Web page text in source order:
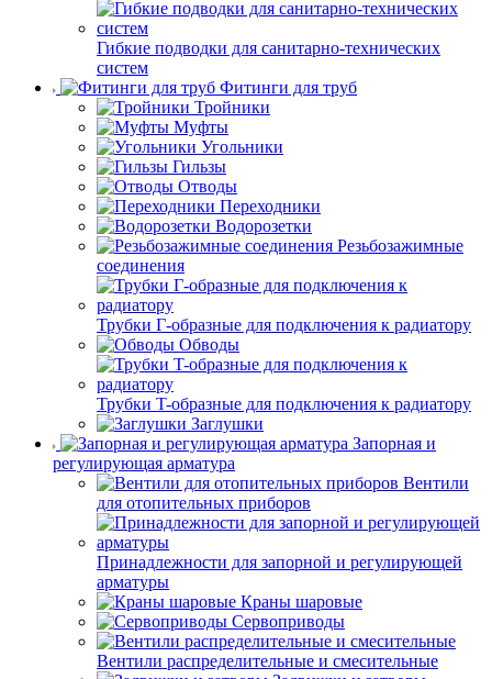
Гибкие подводки для санитарно-технических
систем
Фитинги для труб
Тройники
Муфты
Угольники
Гильзы
Отводы
Переходники
Водорозетки
Резьбозажимные
соединения
Трубки Г-образные для подключения к радиатору
Обводы
Трубки T-образные для подключения к радиатору
Заглушки
Запорная и
регулирующая арматура
Вентили
для отопительных приборов
Принадлежности для запорной и регулирующей
арматуры
Краны шаровые
Сервоприводы
Вентили распределительные и смесительные